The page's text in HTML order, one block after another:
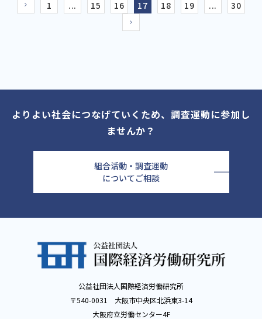
1 ... 15 16 17 18 19 ... 30
よりよい社会につなげていくため、調査運動に参加し
ませんか？
組合活動・調査運動
についてご相談
公益社団法人国際経済労働研究所
〒540-0031 大阪市中央区北浜東3-14
大阪府立労働センター4F